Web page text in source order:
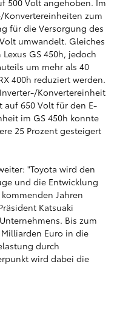
500 Volt angehoben. Im
Konvertereinheiten zum
für die Versorgung des
umwandelt. Gleiches
GS 450h, jedoch
um mehr als 40
400h reduziert werden.
Konvertereinheit
auf 650 Volt für den E-
im GS 450h konnte
25 Prozent gesteigert
"Toyota wird den
und die Entwicklung
Jahren
Katsuaki
Bis zum
Euro in die
durch
wird dabei die